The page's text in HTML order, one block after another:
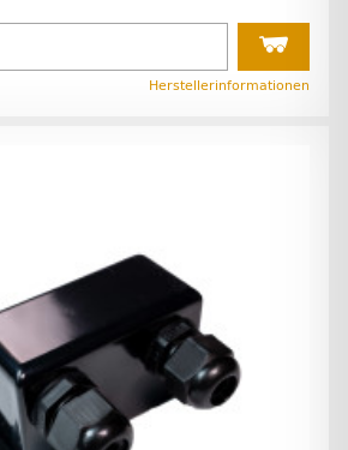
Herstellerinformationen